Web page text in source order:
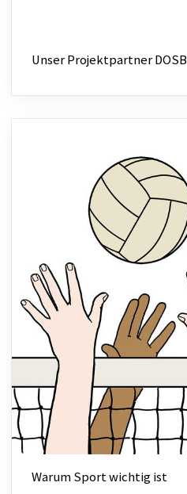
Unser Projektpartner DOSB
Warum Sport wichtig ist